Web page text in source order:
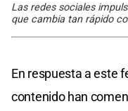
Las redes sociales
que cambia tan rápido
En respuesta a este
contenido han